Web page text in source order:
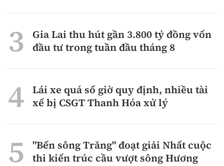
Gia Lai thu hút gần 3.800 tỷ đồng vốn
đầu tư trong tuần đầu tháng 8
Lái xe quá số giờ quy định, nhiều tài
xế bị CSGT Thanh Hóa xử lý
"Bến sông Trăng" đoạt giải Nhất cuộc
thi kiến trúc cầu vượt sông Hương